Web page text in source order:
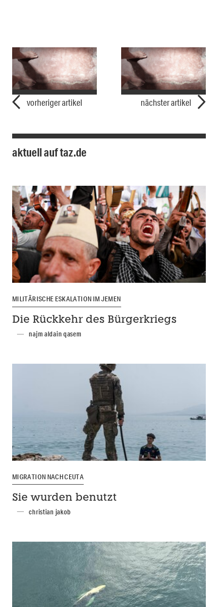
vorheriger artikel nächster artikel
aktuell auf taz.de
MILITÄRISCHE ESKALATION IM JEMEN
Die Rückkehr des Bürgerkriegs
najm aldain qasem
MIGRATION NACH CEUTA
Sie wurden benutzt
christian jakob